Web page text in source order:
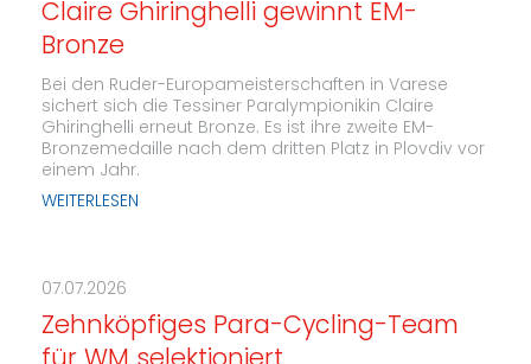
Claire Ghiringhelli gewinnt EM-
Bronze
Bei den Ruder-Europameisterschaften in Varese
sichert sich die Tessiner Paralympionikin Claire
Ghiringhelli erneut Bronze. Es ist ihre zweite EM-
Bronzemedaille nach dem dritten Platz in Plovdiv vor
einem Jahr.
WEITERLESEN
07.07.2026
Zehnköpfiges Para-Cycling-Team